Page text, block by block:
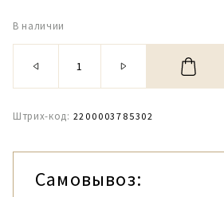
В наличии
Штрих-код: 2200003785302
Самовывоз: